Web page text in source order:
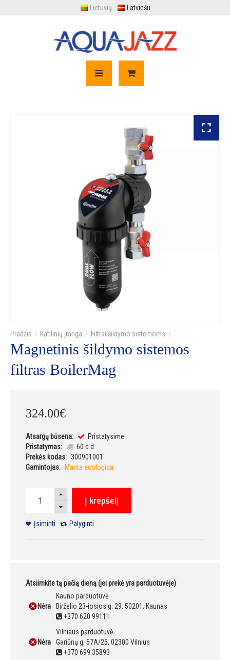
Lietuvių Latviešu
Katilinių įranga Filtrai šildymo sistemoms
Magnetinis šildymo sistemos
filtras BoilerMag
324.00€
Atsargų būsena:
Pristatysime
Pristatymas:
60 d.d.
Prekės kodas: 300901001
Gamintojas:
Manta ecologica
Į krepšelį
Įsiminti Palyginti
Atsiimkite tą pačią dieną (jei prekė yra parduotuvėje)
Nėra
Kauno parduotuvė
Birželio 23-iosios g. 29, 50201, Kaunas
+370 620 99111
Nėra
Vilniaus parduotuvė
Gariūnų g. 57A/25, 02300 Vilnius
+370 699 35893